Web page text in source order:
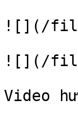
![](/
![](/
Video